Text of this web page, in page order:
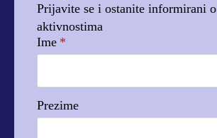
Prijavite se i ostanite informirani o
aktivnostima
Ime *
Prezime